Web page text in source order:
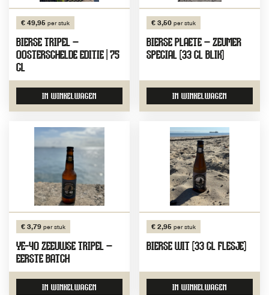
€ 49,95 per stuk
BIERSE TRIPEL –
OOSTERSCHELDE EDITIE | 75
CL
IN WINKELWAGEN
€ 3,50 per stuk
BIERSE PLAETE – ZEUMER
SPECIAL (33 CL BLIK)
IN WINKELWAGEN
€ 3,79 per stuk
YE-40 ZEEUWSE TRIPEL –
EERSTE BATCH
IN WINKELWAGEN
€ 2,95 per stuk
BIERSE WIT (33 CL FLESJE)
IN WINKELWAGEN